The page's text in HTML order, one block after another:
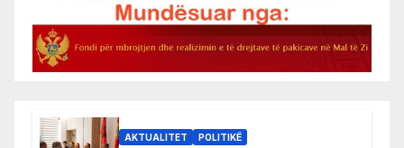
AKTUALITET POLITIKË